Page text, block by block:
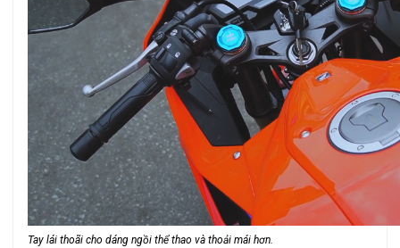
Tay lái thoãi cho dáng ngồi thể thao và thoải mái hơn.